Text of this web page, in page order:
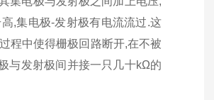
,集电极-发射极有电流流过.这
程中使得栅极回路断开,在不被
与发射极间并接一只几十kΩ的